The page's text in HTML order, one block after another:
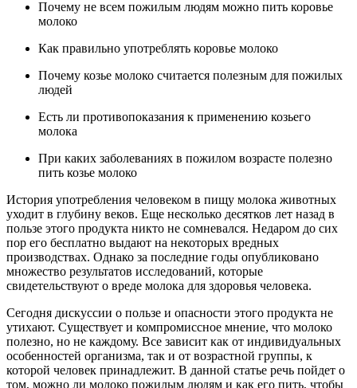
Почему не всем пожилым людям можно пить коровье
молоко
Как правильно употреблять коровье молоко
Почему козье молоко считается полезным для пожилых
людей
Есть ли противопоказания к применению козьего
молока
При каких заболеваниях в пожилом возрасте полезно
пить козье молоко
История употребления человеком в пищу молока животных
уходит в глубину веков. Еще несколько десятков лет назад в
пользе этого продукта никто не сомневался. Недаром до сих
пор его бесплатно выдают на некоторых вредных
производствах. Однако за последние годы опубликовано
множество результатов исследований, которые
свидетельствуют о вреде молока для здоровья человека.
Сегодня дискуссии о пользе и опасности этого продукта не
утихают. Существует и компромиссное мнение, что молоко
полезно, но не каждому. Все зависит как от индивидуальных
особенностей организма, так и от возрастной группы, к
которой человек принадлежит. В данной статье речь пойдет о
том, можно ли молоко пожилым людям и как его пить, чтобы